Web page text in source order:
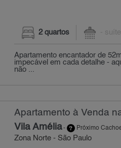
2 quartos - suíte
Apartamento encantador de
impecável em cada detalhe -
não ...
Apartamento à Venda
Vila Amélia- Próximo
Zona Norte - São Paulo